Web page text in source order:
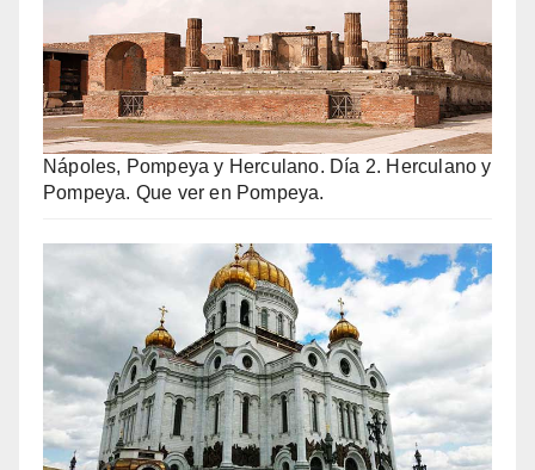
Nápoles, Pompeya y Herculano. Día 2. Herculano y
Pompeya. Que ver en Pompeya.